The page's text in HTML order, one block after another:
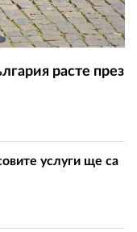
расте през
услуги ще са